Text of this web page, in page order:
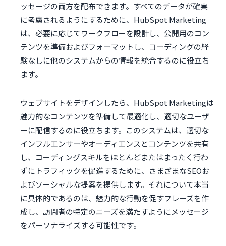
ッセージの両方を配布できます。すべてのデータが確実
に考慮されるようにするために、HubSpot Marketing
は、必要に応じてワークフローを設計し、公開用のコン
テンツを準備およびフォーマットし、コーディングの経
験なしに他のシステムからの情報を統合するのに役立ち
ます。
ウェブサイトをデザインしたら、HubSpot Marketingは
魅力的なコンテンツを準備して最適化し、適切なユーザ
ーに配信するのに役立ちます。このシステムは、適切な
インフルエンサーやオーディエンスとコンテンツを共有
し、コーディングスキルをほとんどまたはまったく行わ
ずにトラフィックを促進するために、さまざまなSEOお
よびソーシャルな提案を提供します。それについて本当
に具体的であるのは、魅力的な行動を促すフレーズを作
成し、訪問者の特定のニーズを満たすようにメッセージ
をパーソナライズする可能性です。